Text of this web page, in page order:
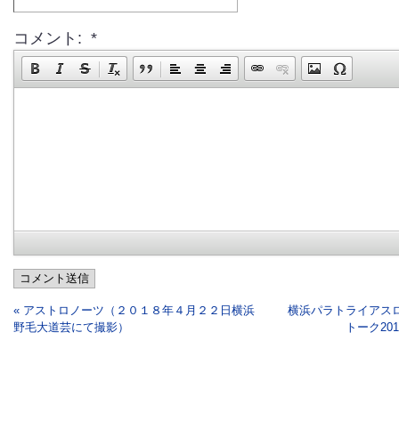
コメント: *
コメント送信
« アストロノーツ（２０１８年４月２２日横浜
野毛大道芸にて撮影）
横浜パラトライアス
トーク